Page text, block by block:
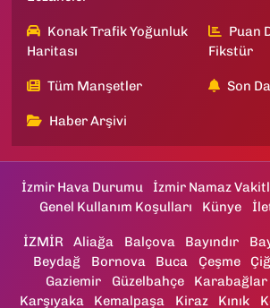
Konak Trafik Yoğunluk
Haritası
Puan
Fikstür
Tüm Manşetler Son
Haber Arşivi
İzmir Hava Durumu İzmir Namaz
Genel Kullanım Koşulları
Künye
İZMİR Aliağa Balçova Bayındır
Beydağ
Bornova Buca Çeşme
Gaziemir
Güzelbahçe Karabağlar
Karşıyaka
Kemalpaşa Kiraz Kınık